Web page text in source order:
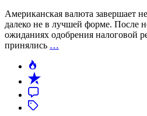
Американская валюта завершает
далеко не в лучшей форме. После
ожиданиях одобрения налоговой
принялись …